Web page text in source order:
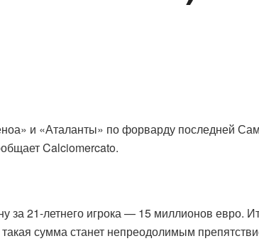
и «Аталанты» по форварду последней
Calciomercato.
за 21-летнего игрока — 15 миллионов
сумма станет непреодолимым